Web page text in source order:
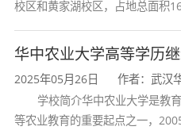
校区和黄家湖校区，占地总面积
育和最早开办中医研究
华中农业大学高等学历
2025年05月26日
作者：武汉
学校简介华中农业大学是教
等农业教育的重要起点之一，